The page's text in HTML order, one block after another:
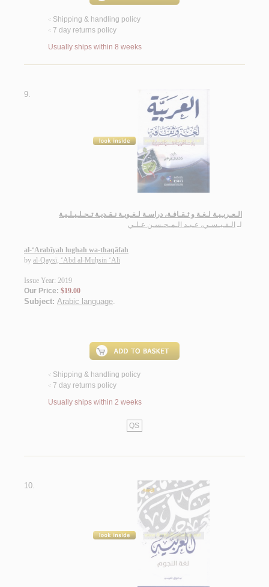
< Shipping & handling policy
< 7 day returns policy
Usually ships within 8 weeks
9.
الـعـربـيـة لـغـة و ثـقـافـة، دراسـة لـغـويـة نـقـديـة تـحـلـيـلـيـة
لـ الـقـيـسـي، عـبـد الـمـحـسـن عـلـي
al-‘Arabīyah lughah wa-thaqāfah
by al-Qaysī, ‘Abd al-Muḥsin ‘Alī
Issue Year: 2019
Our Price: $19.00
Subject: Arabic language.
< Shipping & handling policy
< 7 day returns policy
Usually ships within 2 weeks
QS
10.